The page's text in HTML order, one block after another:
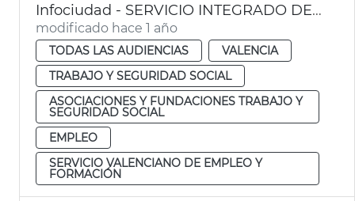
Infociudad - SERVICIO INTEGRADO DE EMPLEO - UNIDAD DE EMPLEO DIRECTO (UDE)
modificado hace 1 año
TODAS LAS AUDIENCIAS
VALENCIA
TRABAJO Y SEGURIDAD SOCIAL
ASOCIACIONES Y FUNDACIONES TRABAJO Y
SEGURIDAD SOCIAL
EMPLEO
SERVICIO VALENCIANO DE EMPLEO Y
FORMACIÓN